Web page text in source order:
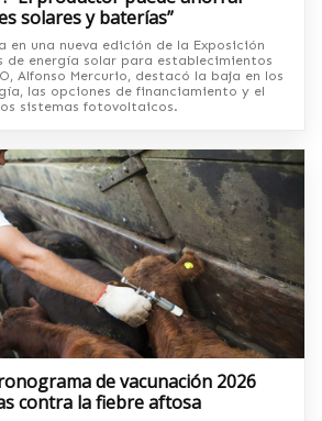
solares y baterías”
en una nueva edición de la Exposición
de energía solar para establecimientos
Alfonso Mercurio, destacó la baja en los
las opciones de financiamiento y el
sistemas fotovoltaicos.
de vacunación 2026
contra la fiebre aftosa